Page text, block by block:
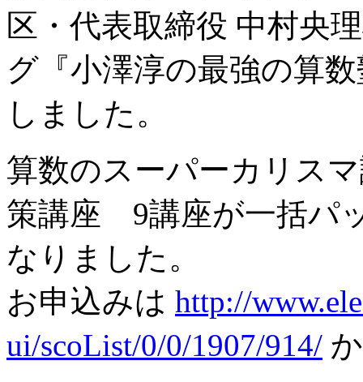
区・代表取締役 中村央
グ『小澤淳の最強の算
しました。
算数のスーパーカリス
策講座 9講座が一括パ
なりました。
お申込みは http://
ui/scoList/0/0/1907/914/